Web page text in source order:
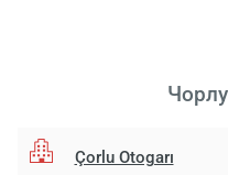
Çorlu Otogarı